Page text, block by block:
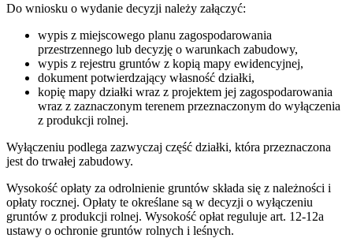
Do wniosku o wydanie decyzji należy załączyć:
wypis z miejscowego planu zagospodarowania
przestrzennego lub decyzję o warunkach zabudowy,
wypis z rejestru gruntów z kopią mapy ewidencyjnej,
dokument potwierdzający własność działki,
kopię mapy działki wraz z projektem jej zagospodarowania
wraz z zaznaczonym terenem przeznaczonym do wyłączenia
z produkcji rolnej.
Wyłączeniu podlega zazwyczaj część działki, która przeznaczona
jest do trwałej zabudowy.
Wysokość opłaty za odrolnienie gruntów składa się z należności i
opłaty rocznej. Opłaty te określane są w decyzji o wyłączeniu
gruntów z produkcji rolnej. Wysokość opłat reguluje art. 12-12a
ustawy o ochronie gruntów rolnych i leśnych.